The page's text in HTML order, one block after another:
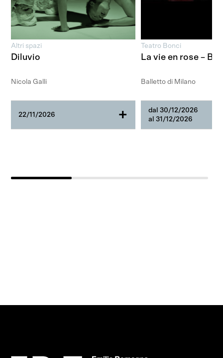
Altri spazi
Diluvio
Nicola Galli
22/11/2026 +
Teatro Bonci
La vie en rose –
Balletto di Milano
dal 30/12/2026
al 31/12/2026